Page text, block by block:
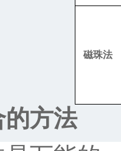
磁珠法
方法